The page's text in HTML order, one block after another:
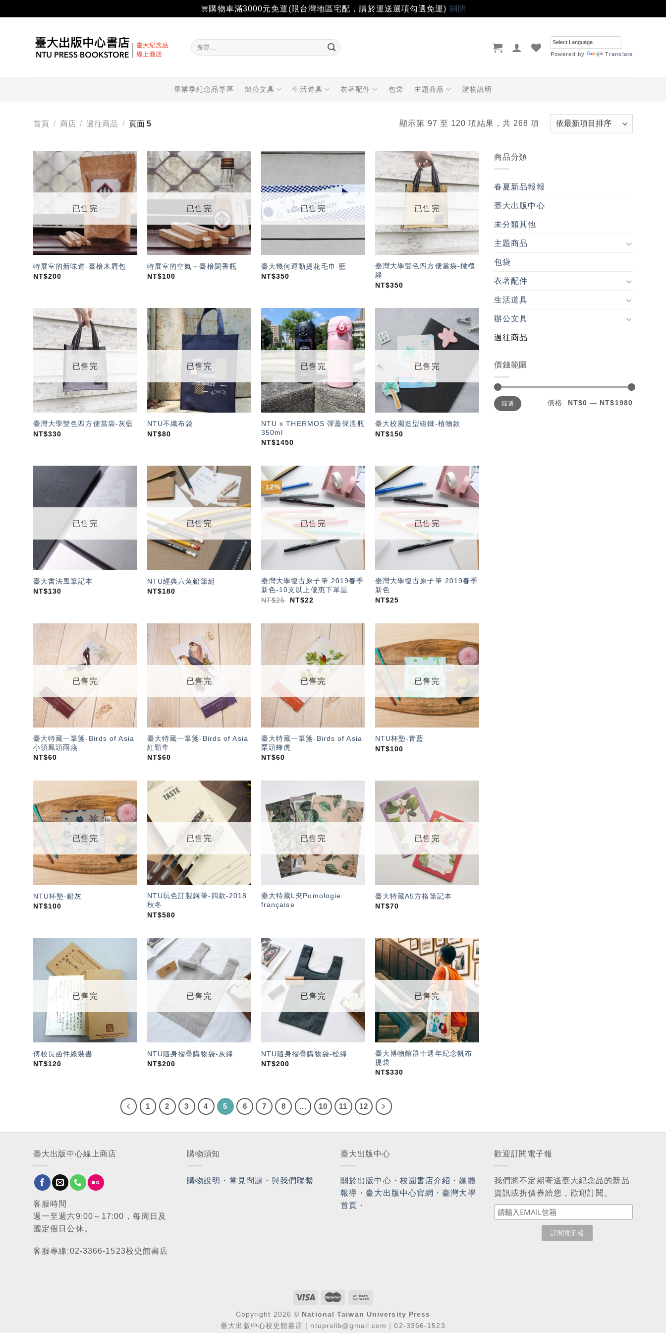
購物車滿3000元免運(限台灣地區宅配，請於運送選項勾選免運) 關閉
搜
尋
Powered by Translate
畢業季紀念品專區 辦公文具 生活道具 衣著配件 包袋 主題商品 購物說明
首頁 / 商店 / 過往商品 / 頁面 5 顯示第 97 至 120 項結果，共 268 項
加入
「願
望輕
已售完
特展室的新味道-臺檜木屑包
NT$200
加入
「願
望輕
已售完
特展室的空氣－臺檜聞香瓶
NT$100
「願
望輕
已售完
臺大幾何運動提花毛巾-藍
NT$350
加入
「願
望輕
已售完
臺灣大學雙色四方便當袋-橄欖
綠
NT$350
加入
「願
望輕
已售完
臺灣大學雙色四方便當袋-灰藍
NT$330
加入
「願
望輕
已售完
NTU不織布袋
NT$80
加入
「願
望輕
單」
已售完
NTU x THERMOS 彈蓋保溫瓶
350ml
NT$1450
加入
「願
望輕
已售完
臺大校園造型磁鐵-植物款
NT$150
「願
望輕
已售完
臺大書法風筆記本
NT$130
加入
「願
望輕
單」
已售完
NTU經典六角鉛筆組
NT$180
-12%
加入
「願
望輕
已售完
臺灣大學復古原子筆 2019春季
新色-10支以上優惠下單區
NT$25 NT$22
加入
「願
望輕
已售完
臺灣大學復古原子筆 2019春季
新色
NT$25
加入
「願
望輕
已售完
臺大特藏一筆箋-Birds of Asia
小須鳳頭雨燕
NT$60
望輕
已售完
臺大特藏一筆箋-Birds of Asia
紅頸隼
NT$60
「願
望輕
已售完
臺大特藏一筆箋-Birds of Asia
栗頭蜂虎
NT$60
加入
「願
望輕
已售完
NTU杯墊-青藍
NT$100
加入
「願
望輕
已售完
NTU杯墊-鉛灰
NT$100
加入
「願
望輕
單」
已售完
NTU玩色訂製鋼筆-四款-2018
秋冬
NT$580
加入
「願
望輕
已售完
臺大特藏L夾Pomologie
française
望輕
單」
已售完
臺大特藏A5方格筆記本
NT$70
「願
望輕
已售完
傅校長函件線裝書
NT$120
加入
「願
望輕
單」
已售完
NTU隨身摺疊購物袋-灰綠
NT$200
單」
已售完
NTU隨身摺疊購物袋-松綠
NT$200
加入
「願
望輕
單」
已售完
臺大博物館群十週年紀念帆布
提袋
NT$330
1 2 3 4 5 6 7 8 ... 10 11 12
商品分類
春夏新品報報
臺大出版中心
未分類其他
主題商品
包袋
衣著配件
生活道具
辦公文具
過往商品
價錢範圍
最
低
價
最
高
價
篩選 價格: NT$0 — NT$1980
臺大出版中心線上商店
客服時間
週一至週六9:00～17:00，每周日及
國定假日公休。
客服專線:02-3366-1523校史館書店
購物須知
購物說明 ・ 常見問題 ・與我們聯繫
臺大出版中心
關於出版中心 ・ 校園書店介紹 ・媒體
報導 ・臺大出版中心官網 ・臺灣大學
首頁 ・
歡迎訂閱電子報
我們將不定期寄送臺大紀念品的新品
資訊或折價券給您，歡迎訂閱。
Copyright 2026 © National Taiwan University Press
臺大出版中心校史館書店｜ntuprslib@gmail.com｜02-3366-1523